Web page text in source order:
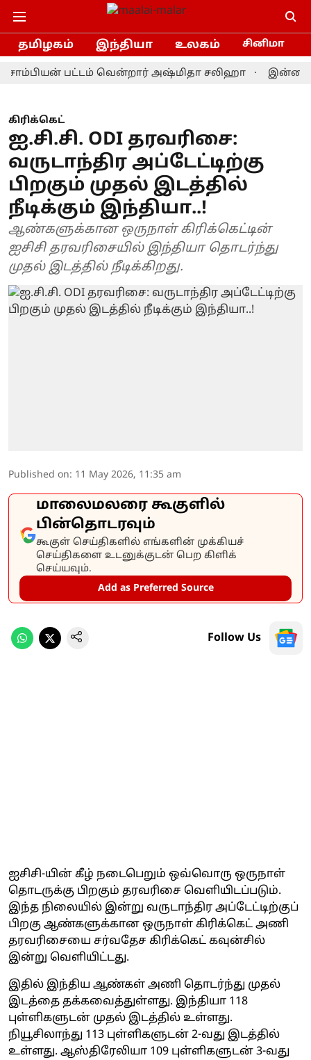
தமிழகம் இந்தியா உலகம் சினிமா
பட்டம் வென்றார் அஷ்மிதா சலிஹா இன்றைய
கிரிக்கெட்
ஐ.சி.சி. ODI தரவரிசை:
வருடாந்திர அப்டேட்டிற்கு
பிறகும் முதல் இடத்தில்
நீடிக்கும் இந்தியா..!
ஆண்களுக்கான ஒருநாள் கிரிக்கெட்டின்
ஐசிசி தரவரிசையில் இந்தியா தொடர்ந்து
முதல் இடத்தில் நீடிக்கிறது.
Published on: 11 May 2026, 11:35 am
மாலைமலரை கூகுளில்
பின்தொடரவும்
கூகுள் செய்திகளில் எங்களின் முக்கியச்
செய்திகளை உடனுக்குடன் பெற கிளிக்
செய்யவும்.
Add as Preferred Source
Follow Us
ஐசிசி-யின் கீழ் நடைபெறும் ஒவ்வொரு ஒருநாள்
தொடருக்கு பிறகும் தரவரிசை வெளியிடப்படும்.
இந்த நிலையில் இன்று வருடாந்திர அப்டேட்டிற்குப்
பிறகு ஆண்களுக்கான ஒருநாள் கிரிக்கெட் அணி
தரவரிசையை சர்வதேச கிரிக்கெட் கவுன்சில்
இன்று வெளியிட்டது.
இதில் இந்திய ஆண்கள் அணி தொடர்ந்து முதல்
இடத்தை தக்கவைத்துள்ளது. இந்தியா 118
புள்ளிகளுடன் முதல் இடத்தில் உள்ளது.
நியூசிலாந்து 113 புள்ளிகளுடன் 2-வது இடத்தில்
உள்ளது. ஆஸ்திரேலியா 109 புள்ளிகளுடன் 3-வது